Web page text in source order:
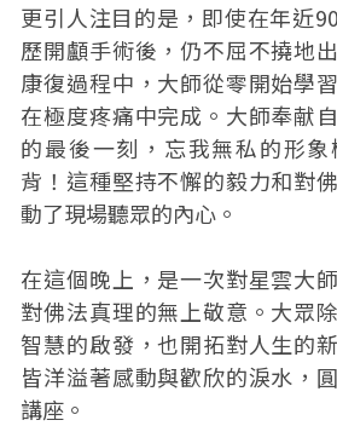
更引人注目的是，即使在年近
歷開顱手術後，仍不屈不撓地
康復過程中，大師從零開始學
在極度疼痛中完成。大師奉献
的最後一刻，忘我無私的形
背！這種堅持不懈的毅力和對
動了現場聽眾的內心。
在這個晚上，是一次對星雲大
對佛法真理的無上敬意。大眾
智慧的啟發，也開拓對人生的
皆洋溢著感動與歡欣的淚水，
講座。